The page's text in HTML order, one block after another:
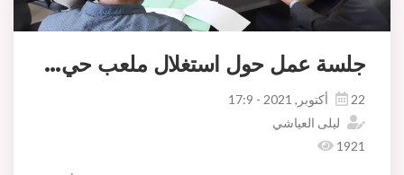
جلسة عمل حول استغلال ملعب حي الملاحة
22 أكتوبر, 2021 - 17:9
ليلى العياشي
1921